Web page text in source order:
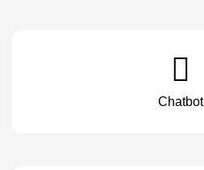
Chatbot